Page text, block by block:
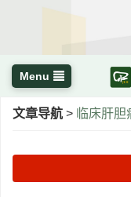
Menu
文章导航 > 临床肝胆